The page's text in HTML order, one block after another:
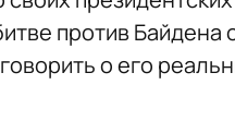
против Байдена
о его